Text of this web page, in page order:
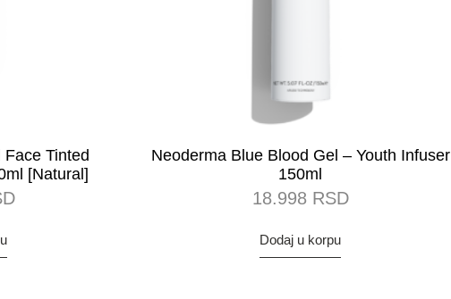
Tinted
[Natural]
Neoderma Blue Blood Gel – Youth Infuser
150ml
18.998 RSD
Dodaj u korpu